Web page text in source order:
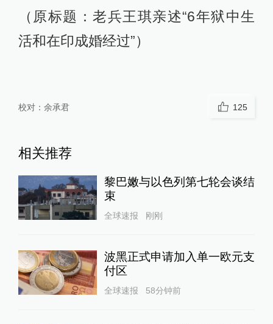
（原标题：老兵王琪亲述“6年狱中生
活和在印成婚经过”）
校对： 余承君 125
相关推荐
黎巴嫩与以色列第七轮会谈结
束
全球速报 刚刚
波黑正式申请加入单一欧元支
付区
全球速报 58分钟前